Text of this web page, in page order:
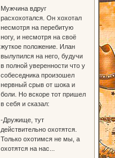
Мужчина вдруг
расхохотался. Он хохотал
несмотря на перебитую
ногу, и несмотря на своё
жуткое положение. Илан
вылупился на него, будучи
в полной уверенности что у
собеседника произошел
нервный срыв от шока и
боли. Но вскоре тот пришел
в себя и сказал:
-Дружище, тут
действительно охотятся.
Только охотимся не мы, а
охотятся на нас...